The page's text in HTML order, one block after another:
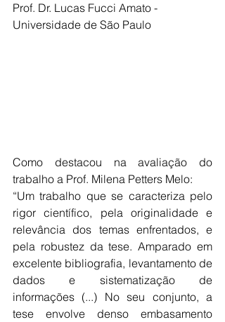
Prof. Dr. Lucas Fucci Amato -
Universidade de São Paulo
Como destacou na avaliação do
trabalho a Prof. Milena Petters Melo:
“Um trabalho que se caracteriza pelo
rigor científico, pela originalidade e
relevância dos temas enfrentados, e
pela robustez da tese. Amparado em
excelente bibliografia, levantamento de
dados e sistematização de
informações (...) No seu conjunto, a
tese envolve denso embasamento